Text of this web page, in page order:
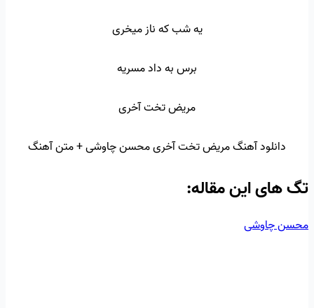
یه شب که ناز میخری
برس به داد مسریه
مریض تخت آخری
دانلود آهنگ مریض تخت آخری محسن چاوشی + متن آهنگ
تگ‌ های این مقاله:
محسن چاوشی